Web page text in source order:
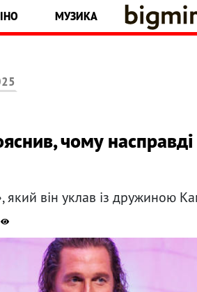
МУЗИКА
чому насправді
який він уклав із дружиною